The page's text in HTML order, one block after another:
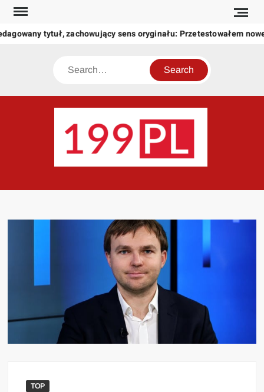
Skip
content
tytuł, zachowujący sens oryginału: Przetestowałem
Search
świat
TOP